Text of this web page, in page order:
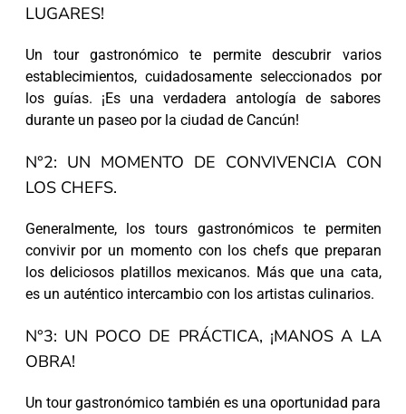
LUGARES!
Un tour gastronómico te permite descubrir varios
establecimientos, cuidadosamente seleccionados por
los guías. ¡Es una verdadera antología de sabores
durante un paseo por la ciudad de Cancún!
N°2: UN MOMENTO DE CONVIVENCIA CON
LOS CHEFS.
Generalmente, los tours gastronómicos te permiten
convivir por un momento con los chefs que preparan
los deliciosos platillos mexicanos. Más que una cata,
es un auténtico intercambio con los artistas culinarios.
N°3: UN POCO DE PRÁCTICA, ¡MANOS A LA
OBRA!
Un tour gastronómico también es una oportunidad para